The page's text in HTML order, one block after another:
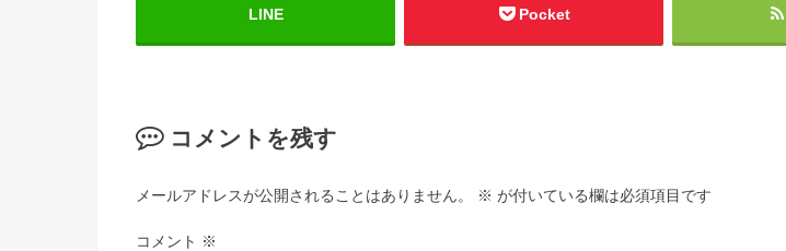
LINE Pocket
コメントを残す
メールアドレスが公開されることはありません。 ※ が付いている欄は必須項目です
コメント ※